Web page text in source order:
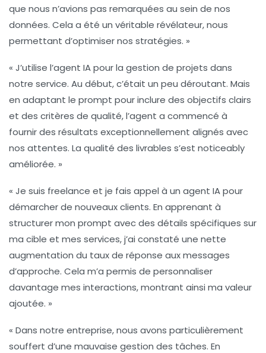
que nous n’avions pas remarquées au sein de nos
données. Cela a été un véritable révélateur, nous
permettant d’optimiser nos stratégies. »
« J’utilise l’agent IA pour la gestion de projets dans
notre service. Au début, c’était un peu déroutant. Mais
en adaptant le prompt pour inclure des objectifs clairs
et des critères de qualité, l’agent a commencé à
fournir des résultats exceptionnellement alignés avec
nos attentes. La qualité des livrables s’est noticeably
améliorée. »
« Je suis freelance et je fais appel à un agent IA pour
démarcher de nouveaux clients. En apprenant à
structurer mon prompt avec des détails spécifiques sur
ma cible et mes services, j’ai constaté une nette
augmentation du taux de réponse aux messages
d’approche. Cela m’a permis de personnaliser
davantage mes interactions, montrant ainsi ma valeur
ajoutée. »
« Dans notre entreprise, nous avons particulièrement
souffert d’une mauvaise gestion des tâches. En